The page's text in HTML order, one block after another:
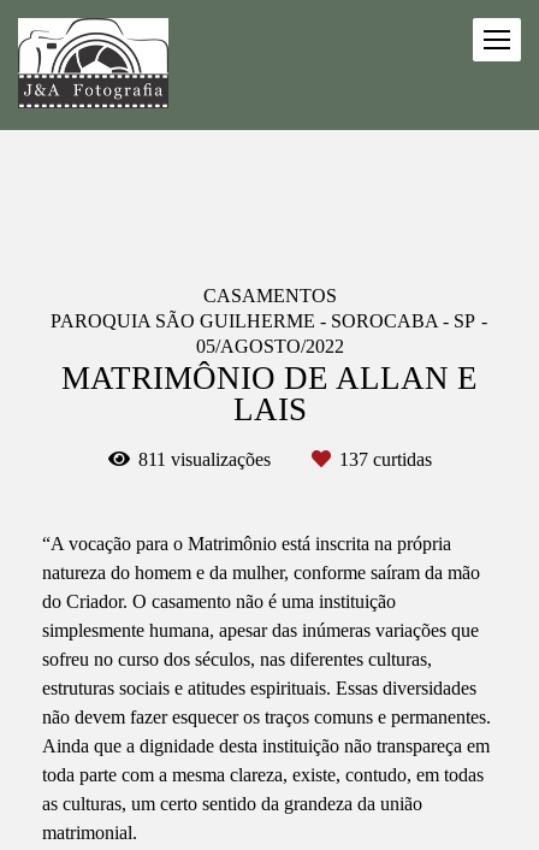
CASAMENTOS
PAROQUIA SÃO GUILHERME - SOROCABA - SP
05/AGOSTO/2022
MATRIMÔNIO DE ALLAN E
LAIS
811 visualizações 137curtidas
“A vocação para o Matrimônio está inscrita na própria
natureza do homem e da mulher, conforme saíram da mão
do Criador. O casamento não é uma instituição
simplesmente humana, apesar das inúmeras variações que
sofreu no curso dos séculos, nas diferentes culturas,
estruturas sociais e atitudes espirituais. Essas diversidades
não devem fazer esquecer os traços comuns e permanentes.
Ainda que a dignidade desta instituição não transpareça em
toda parte com a mesma clareza, existe, contudo, em todas
as culturas, um certo sentido da grandeza da união
matrimonial.